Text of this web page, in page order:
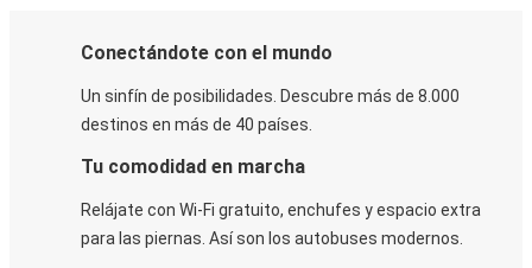
Conectándote con el mundo
Un sinfín de posibilidades. Descubre más de 8.000
destinos en más de 40 países.
Tu comodidad en marcha
Relájate con Wi-Fi gratuito, enchufes y espacio extra
para las piernas. Así son los autobuses modernos.